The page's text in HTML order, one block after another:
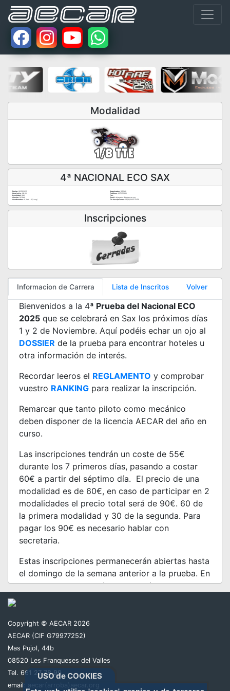
USO de COOKIES
Modalidad
4ª NACIONAL ECO SAX
Fecha: 02/11/2025 Organizador:
RC SAX
Hora Inicio:
Teléfono:
637351360
Localidad:SAX
Fax:
Circuito:
RC SAX Email:
delegado.18tt@aecar.org
Coordenadas:
0 (Lat) - 0 (Long) Fin Inscripciones:26/10/2025 23:59
Inscripciones
Informacion de Carrera Lista de Inscritos Volver
Bienvenidos a la 4ª Prueba del Nacional ECO
2025que se celebrará en Sax los próximos días
1 y 2 de Noviembre. Aquí podéis echar un ojo al
DOSSIER de la prueba para encontrar hoteles u
otra información de interés.
Recordar leeros el REGLAMENTO y comprobar
vuestro RANKINGpara realizar la inscripción.
Remarcar que tanto piloto como mecánico
deben disponer de la licencia AECAR del año en
curso.
Las inscripciones tendrán un coste de 55€
durante los 7 primeros días, pasando a costar
60€ a partir del séptimo día. El precio de una
modalidad es de 60€, en caso de participar en 2
modalidades el precio total será de 90€. 60 de
la primera modalidad y 30 de la segunda. Para
pagar los 90€ es necesario hablar con
secretaria.
Estas inscripciones permanecerán abiertas hasta
el domingo de la semana anterior a la prueba. En
este caso la inscripción se cerrará el domingo 26
Toda inscripción no pagada el día de cierre, será
borrada al día siguiente a las 12:00 del mediodía.
Las inscripciones pagadas fuera de plazo
tendrán un recargo de 15€ y costaran 75€.
Nos vemos en Sax!
Copyright © AECAR 2026
AECAR (CIF G79977252)
Mas Pujol, 44b
08520 Les Franqueses del Valles
Tel. 661 27 78 99
email:
aecar(arroba)aecar.org